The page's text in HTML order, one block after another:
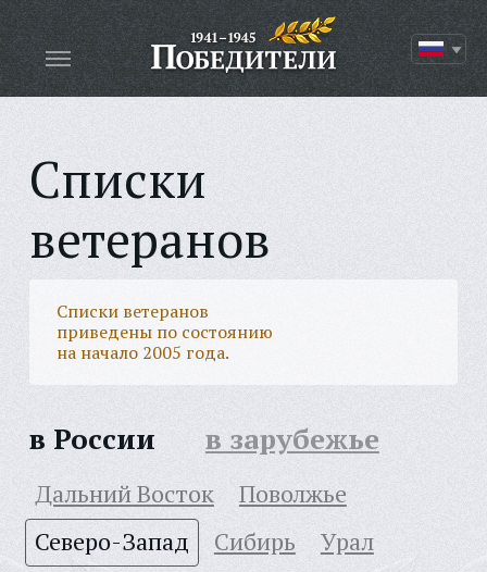
Списки
ветеранов
Списки ветеранов
приведены по состоянию
на начало 2005 года.
в России в зарубежье
Дальний Восток
Поволжье
Северо-Запад
Сибирь
Урал